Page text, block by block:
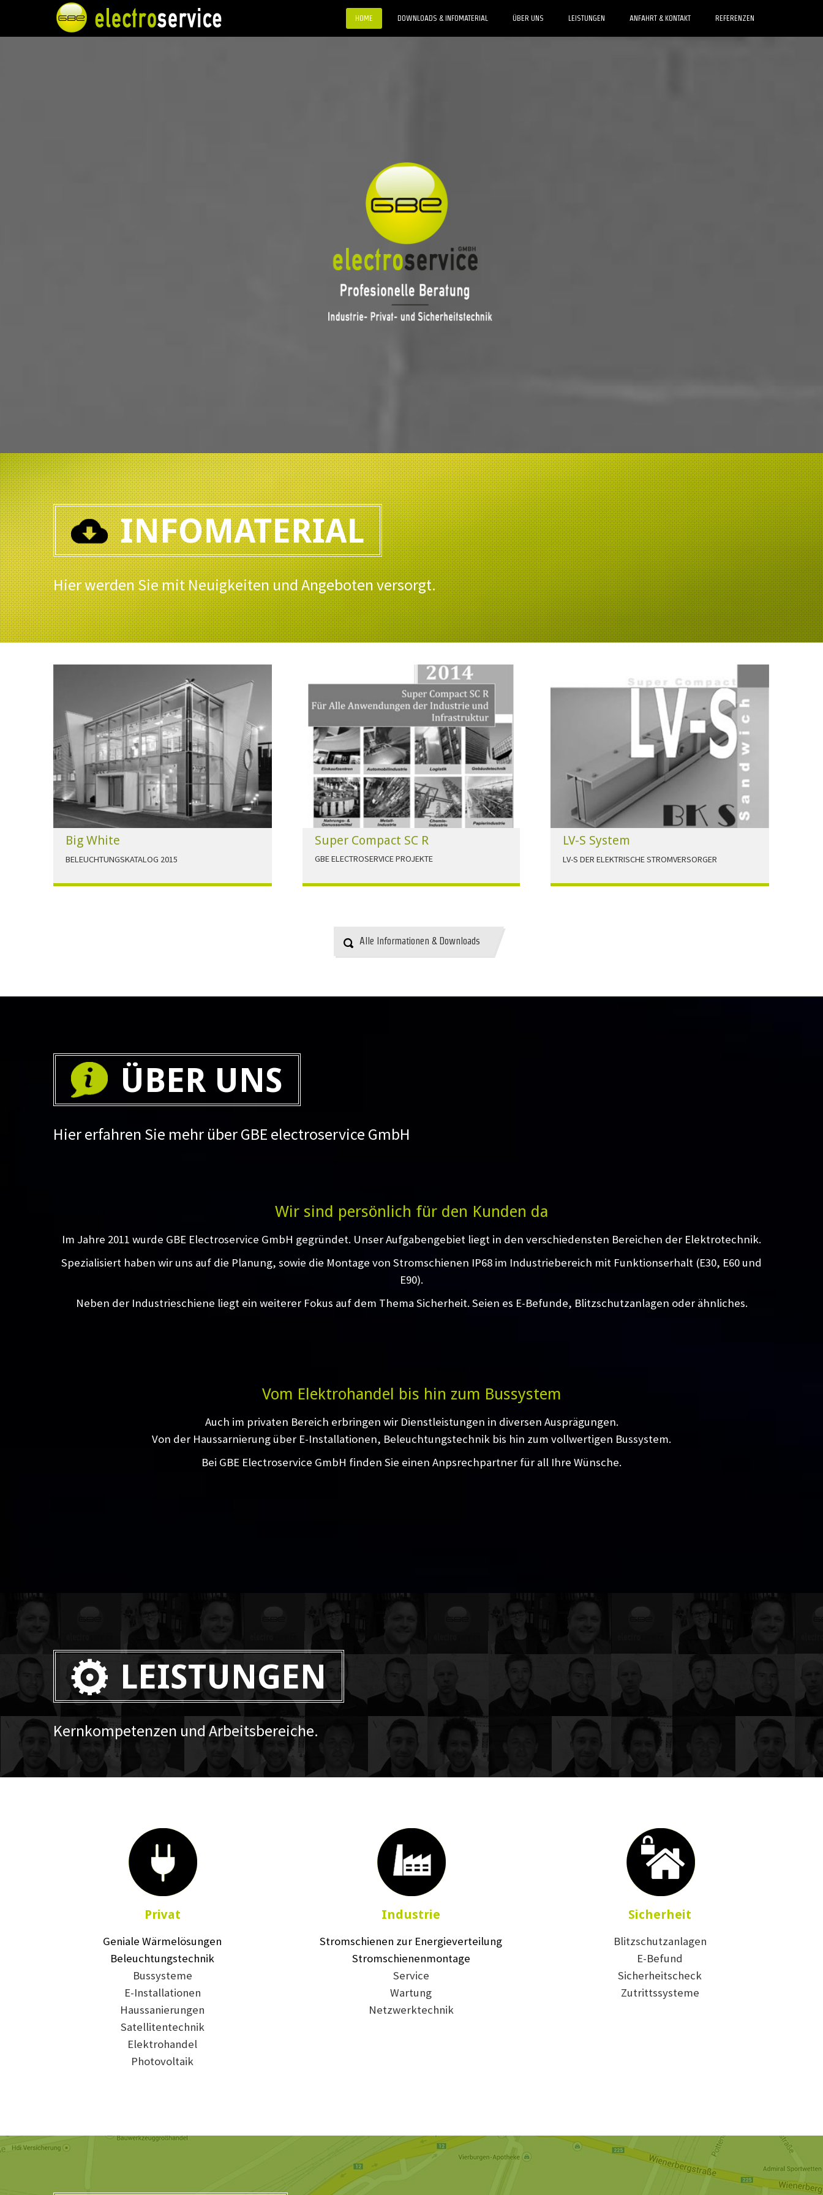
HOME DOWNLOADS & INFOMATERIAL ÜBER UNS LEISTUNGEN ANFAHRT & KONTAKT REFERENZEN
INFOMATERIAL
Hier werden Sie mit Neuigkeiten und Angeboten versorgt.
Big White
BELEUCHTUNGSKATALOG 2015
Super Compact SC R
GBE ELECTROSERVICE PROJEKTE
LV-S System
LV-S DER ELEKTRISCHE STROMVERSORGER
Alle Informationen & Downloads
ÜBER UNS
Hier erfahren Sie mehr über GBE electroservice GmbH
Wir sind persönlich für den Kunden da
Im Jahre 2011 wurde GBE Electroservice GmbH gegründet. Unser Aufgabengebiet liegt in den verschiedensten Bereichen der Elektrotechnik.
Spezialisiert haben wir uns auf die Planung, sowie die Montage von Stromschienen IP68 im Industriebereich mit Funktionserhalt (E30, E60 und
E90).
Neben der Industrieschiene liegt ein weiterer Fokus auf dem Thema Sicherheit. Seien es E-Befunde, Blitzschutzanlagen oder ähnliches.
Vom Elektrohandel bis hin zum Bussystem
Auch im privaten Bereich erbringen wir Dienstleistungen in diversen Ausprägungen.
Von der Haussarnierung über E-Installationen, Beleuchtungstechnik bis hin zum vollwertigen Bussystem.
Bei GBE Electroservice GmbH finden Sie einen Anpsrechpartner für all Ihre Wünsche.
LEISTUNGEN
Kernkompetenzen und Arbeitsbereiche.
Privat
Geniale Wärmelösungen
Beleuchtungstechnik
Bussysteme
E-Installationen
Haussanierungen
Satellitentechnik
Elektrohandel
Photovoltaik
Industrie
Stromschienen zur Energieverteilung
Stromschienenmontage
Service
Wartung
Netzwerktechnik
Sicherheit
Blitzschutzanlagen
E-Befund
Sicherheitscheck
Zutrittssysteme